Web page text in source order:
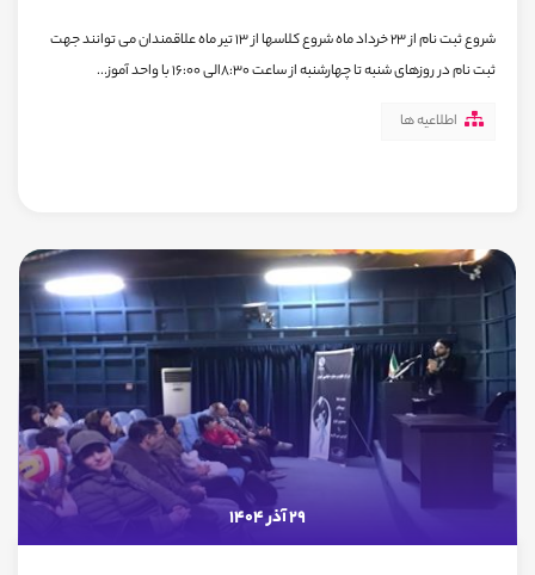
شروع ثبت نام از 23 خرداد ماه شروع کلاسها از 13 تیر ماه علاقمندان می توانند جهت
ثبت نام در روزهای شنبه تا چهارشنبه از ساعت 8:30الی 16:00 با واحد آموز...
اطلاعیه ها
29 آذر 1404